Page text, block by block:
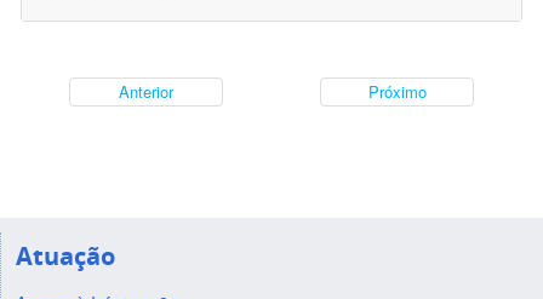
Anterior Próximo
Atuação